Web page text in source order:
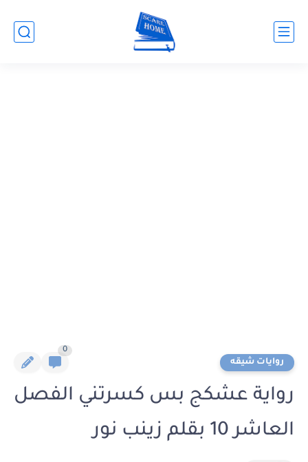
روايات شيقه
0
رواية عشكج بس كسرتني الفصل
العاشر 10 بقلم زينب نور